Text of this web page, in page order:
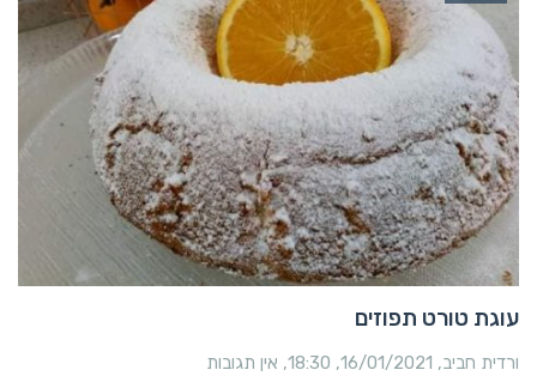
עוגת טורט תפוזים
ורדית חביב 16/01/2021
18:30 אין תגובות